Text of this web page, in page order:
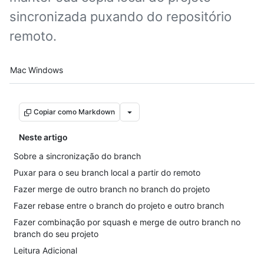
sincronizada puxando do repositório
remoto.
Platform navigation
Mac Windows
Copiar como Markdown
Neste artigo
Sobre a sincronização do branch
Puxar para o seu branch local a partir do remoto
Fazer merge de outro branch no branch do projeto
Fazer rebase entre o branch do projeto e outro branch
Fazer combinação por squash e merge de outro branch no
branch do seu projeto
Leitura Adicional